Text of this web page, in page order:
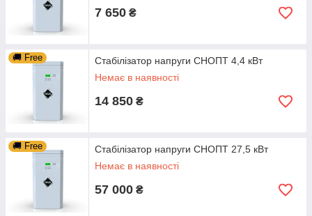
7 650 ₴
🚚 Free
Стабілізатор напруги СНОПТ 4,4 кВт
Немає в наявності
14 850 ₴
🚚 Free
Стабілізатор напруги СНОПТ 27,5 кВт
Немає в наявності
57 000 ₴